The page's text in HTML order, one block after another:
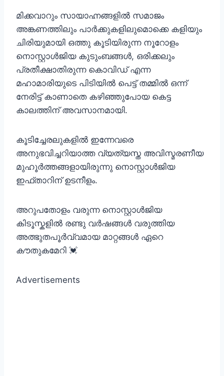
മിക്കവാറും സായാഹ്നങ്ങളിൽ സമാജം
അങ്കണത്തിലും പാർക്കുകളിലുമൊക്കെ കളിയും
ചിരിയുമായി ഒത്തു കൂടിയിരുന്ന നൂറോളം
നൊസ്റ്റാൾജിയ കുടുംബങ്ങൾ, ഒരിക്കലും
പ്രതീക്ഷാതിരുന്ന കൊവിഡ് എന്ന
മഹാമാരിയുടെ പിടിയിൽ പെട്ട് തമ്മിൽ ഒന്ന്
നേരിട്ട് കാണാതെ കഴിഞ്ഞുപോയ കെട്ട
കാലത്തിന് അവസാനമായി.
കൂടിച്ചേരലുകളിൽ ഇന്നേവരെ
അനുഭവിച്ചറിയാത്ത വ്യത്യസ്ത അവിസ്മരണീയ
മുഹൂർത്തങ്ങളായിരുന്നു നൊസ്റ്റാൾജിയ
ഇഫ്താറിന് ഉടനീളം.
അറുപതോളം വരുന്ന നൊസ്റ്റാൾജിയ
കിടൂസ്കളിൽ രണ്ടു വർഷങ്ങൾ വരുത്തിയ
അത്ഭുതപൂർവ്വമായ മാറ്റങ്ങൾ ഏറെ
കൗതുകമേറി 💓
Advertisements